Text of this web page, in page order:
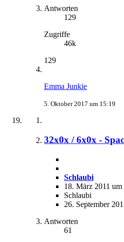
Antworten
129
Zugriffe
46k
129
Emma Junkie
5. Oktober 2017 um 15:19
32x0x / 6x0x -
Schlaubi
18. März 2011 um
Schlaubi
26. September
Antworten
61